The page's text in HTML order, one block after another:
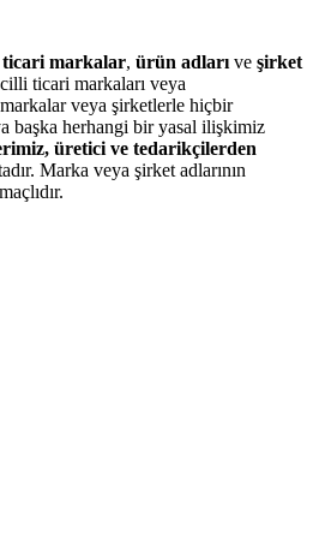
ticari markalar, ürün adları ve şirket
ticari markaları veya
veya şirketlerle hiçbir
başka herhangi bir yasal ilişkimiz
üretici ve tedarikçilerden
Marka veya şirket adlarının